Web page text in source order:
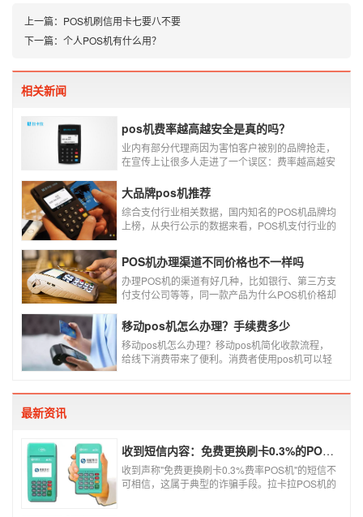
上一篇： POS机刷信用卡七要八不要
下一篇： 个人POS机有什么用？
相关新闻
pos机费率越高越安全是真的吗？
业内有部分代理商因为害怕客户被别的品牌抢走，
在宣传上让很多人走进了一个误区：费率越高越安
真的是这样吗?
大品牌pos机推荐
综合支付行业相关数据，国内知名的POS机品牌均
上榜，从央行公示的数据来看，POS机支付行业的
中，瑞银信与随行付增长率居于较快的水平，如今
POS机品牌各种各样，每年支付公司都会上几个新
品牌，所以我们在选择POS机的时候，一定认证正
规一清机。
POS机办理渠道不同价格也不一样吗
办理POS机的渠道有好几种，比如银行、第三方支
付支付公司等等，同一款产品为什么POS机价格却
和大家说说为什么同一款产品会有好几个价格，究
竟是什么原因呢？
移动pos机怎么办理？手续费多少
移动pos机怎么办理？移动pos机简化收款流程，
给线下消费带来了便利。消费者使用pos机可以轻
最新资讯
收到短信内容：免费更换刷卡0.3%的POS机，可以相信吗？
收到声称"免费更换刷卡0.3%费率POS机"的短信不
可相信，这属于典型的诈骗手段。拉卡拉POS机的